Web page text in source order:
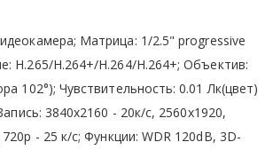
Матрица: 1/2.5" progressive
H.265/H.264+/H.264/H.264+; Объектив:
102°); Чувствительность: 0.01 Лк(цвет)
3840х2160 - 20к/с, 2560x1920,
- 25 к/с; Функции: WDR 120dB, 3D-